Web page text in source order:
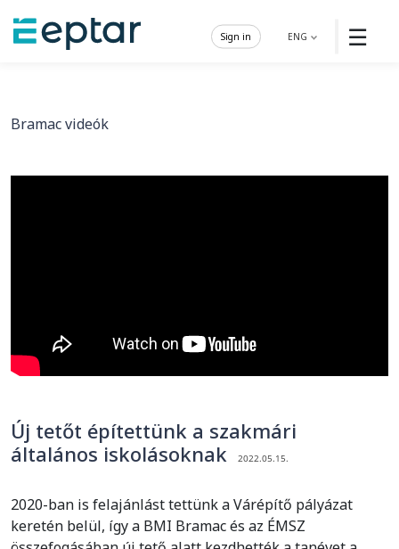
☰
ENG
Sign in
Bramac videók
Új tetőt építettünk a szakmári
általános iskolásoknak
2022.05.15.
2020-ban is felajánlást tettünk a Várépítő pályázat
keretén belül, így a BMI Bramac és az ÉMSZ